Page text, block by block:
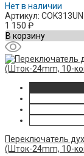
Нет в наличии
Артикул: COK313UN
1 150 ₽
В корзину
Переключатель
(Шток-24mm, 10-